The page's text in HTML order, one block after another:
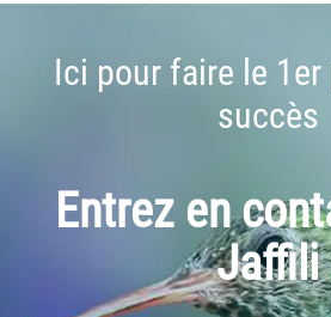
Ici pour faire le 1er
succès
Entrez en
Jaffili